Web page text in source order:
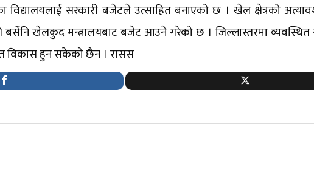
सरकारी बजेटले उत्साहित बनाएको छ । खेल क्षेत्रको
बर्सेनि खेलकुद मन्त्रालयबाट बजेट आउने गरेको छ । जिल्लास्तरमा
विकास हुन सकेको छैन । रासस